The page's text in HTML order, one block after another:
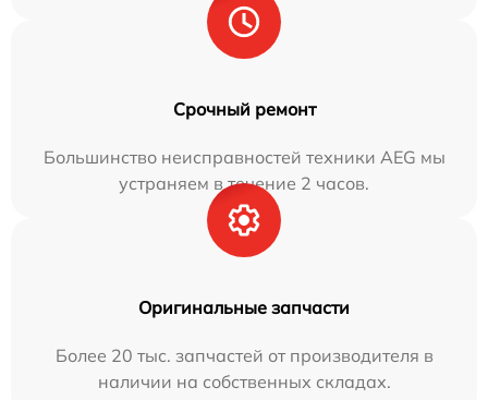
Срочный ремонт
Большинство неисправностей техники AEG мы
устраняем в течение 2 часов.
Оригинальные запчасти
Более 20 тыс. запчастей от производителя в
наличии на собственных складах.